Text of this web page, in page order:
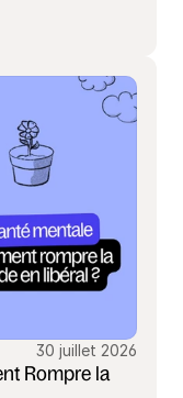
30 juillet 2026
Rompre la